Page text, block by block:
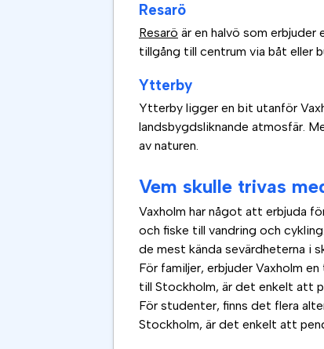
Resarö
Resarö är en halvö som
tillgång till centrum via båt eller
Ytterby
Ytterby ligger en bit utanför
landsbygdsliknande atmosfär.
av naturen.
Vem skulle trivas
Vaxholm har något att erbjuda
och fiske till vandring och
de mest kända sevärdheterna i
För familjer, erbjuder Vaxholm
till Stockholm, är det enkelt att
För studenter, finns det flera
Stockholm, är det enkelt att